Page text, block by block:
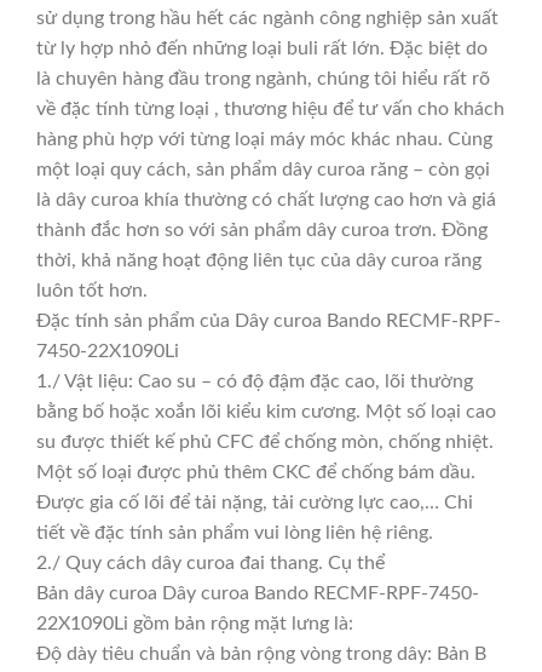
sử dụng trong hầu hết các ngành công nghiệp sản xuất
từ ly hợp nhỏ đến những loại buli rất lớn. Đặc biệt do
là chuyên hàng đầu trong ngành, chúng tôi hiểu rất rõ
về đặc tính từng loại , thương hiệu để tư vấn cho khách
hàng phù hợp với từng loại máy móc khác nhau. Cùng
một loại quy cách, sản phẩm dây curoa răng – còn gọi
là dây curoa khía thường có chất lượng cao hơn và giá
thành đắc hơn so với sản phẩm dây curoa trơn. Đồng
thời, khả năng hoạt động liên tục của dây curoa răng
luôn tốt hơn.
Đặc tính sản phẩm của Dây curoa Bando RECMF-RPF-
7450-22X1090Li
1./ Vật liệu: Cao su – có độ đậm đặc cao, lõi thường
bằng bố hoặc xoắn lõi kiểu kim cương. Một số loại cao
su được thiết kế phủ CFC để chống mòn, chống nhiệt.
Một số loại được phủ thêm CKC để chống bám dầu.
Được gia cố lõi để tải nặng, tải cường lực cao,… Chi
tiết về đặc tính sản phẩm vui lòng liên hệ riêng.
2./ Quy cách dây curoa đai thang. Cụ thể
Bản dây curoa Dây curoa Bando RECMF-RPF-7450-
22X1090Li gồm bản rộng mặt lưng là:
Độ dày tiêu chuẩn và bản rộng vòng trong dây: Bản B